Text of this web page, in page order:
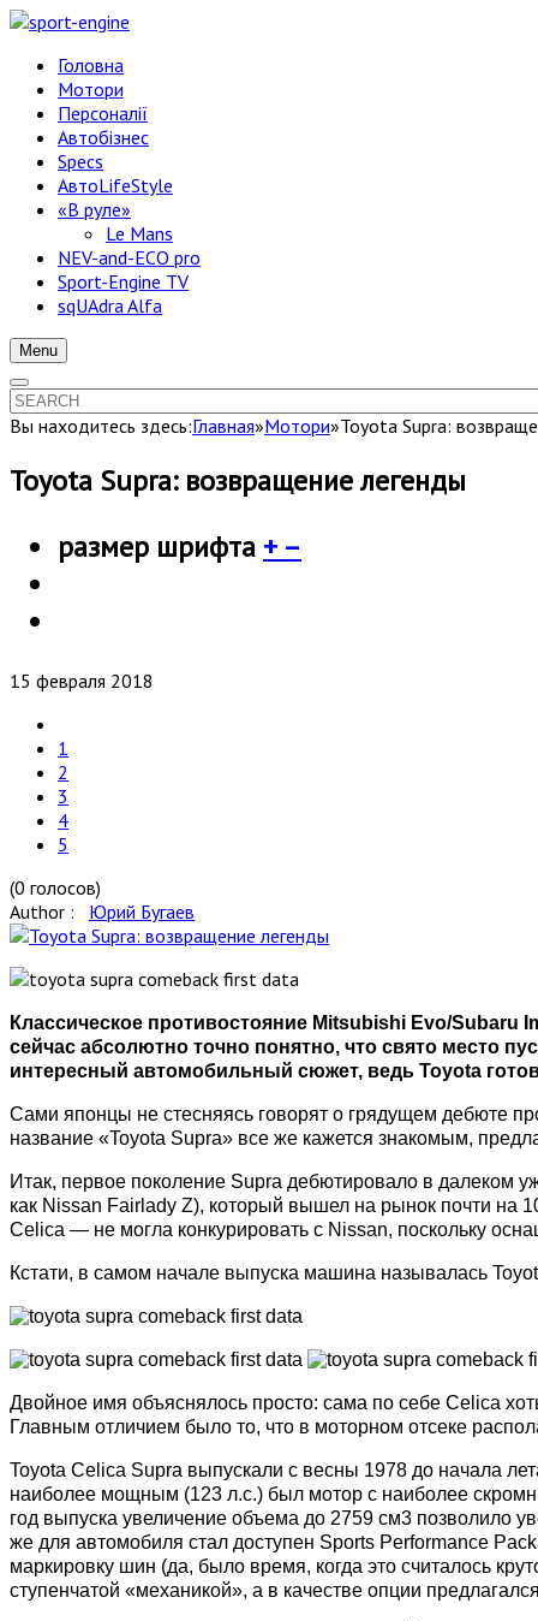
Головна
Мотори
Персоналії
Автобізнес
Specs
АвтоLifeStyle
«В руле»
Le Mans
NEV-and-ECO pro
Sport-Engine TV
sqUAdra Alfa
Menu
Вы находитесь здесь:Главная»Мотори»Toyota Supra:
Toyota Supra: возвращение легенды
размер шрифта + –
15 февраля 2018
1
2
3
4
5
(0 голосов)
Author : Юрий Бугаев
Классическое противостояние Mitsubishi Evo/Subaru
сейчас абсолютно точно понятно, что свято место
интересный автомобильный сюжет, ведь Toyota
Сами японцы не стесняясь говорят о грядущем дебюте
название «Toyota Supra» все же кажется знакомым,
Итак, первое поколение Supra дебютировало в далеком
как Nissan Fairlady Z), который вышел на рынок почти на
Celica — не могла конкурировать с Nissan, поскольку
Кстати, в самом начале выпуска машина называлась
Двойное имя объяснялось просто: сама по себе Celica
Главным отличием было то, что в моторном отсеке
Toyota Celica Supra выпускали с весны 1978 до начала
наиболее мощным (123 л.с.) был мотор с наиболее
год выпуска увеличение объема до 2759 см3 позволило
же для автомобиля стал доступен Sports Performance
маркировку шин (да, было время, когда это считалось
ступенчатой «механикой», а в качестве опции